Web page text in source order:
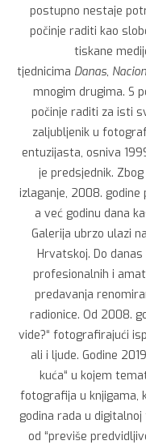
postupno nestaje
počinje raditi kao
tiskane
tjednicima Danas,
mnogim drugima. S
počinje raditi za isti
zaljubljenik u
entuzijasta, osniva
je predsjednik.
izlaganje, 2008.
a već godinu dana
Galerija ubrzo ulazi
Hrvatskoj. Do
profesionalnih i
predavanja
radionice. Od 2008.
vide?“ fotografirajući
ali i ljude. Godine
kuća“ u kojem
fotografija u knjigama,
godina rada u
od “previše